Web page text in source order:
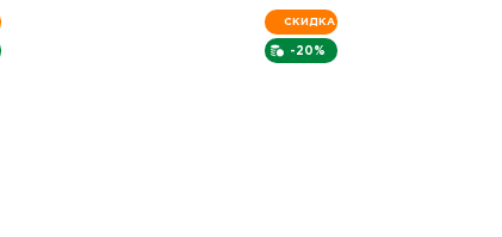
-20%
СКИДКА